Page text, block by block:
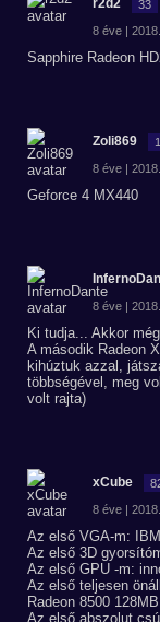
r2d2 33
8 éve |
Sapphire Radeon
Zoli869
8 éve |
Geforce 4 MX440
8 éve |
Ki tudja... Akkor
A második Radeon
kihúztuk azzal,
többségével, meg
volt rajta)
xCube
8 éve |
Az első VGA-m:
Az első 3D
Az első GPU -m:
Az első teljesen
Radeon 8500
Az első abszolut